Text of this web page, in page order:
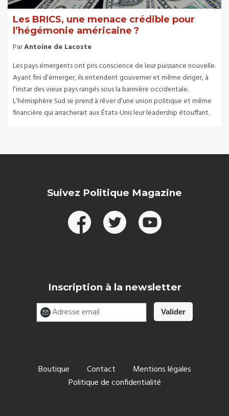
Les BRICS, une menace crédible pour
l’hégémonie américaine ?
ParAntoine de Lacoste
Les pays émergents ont pris conscience de leur puissance nouvelle.
Ayant fini d’émerger, ils entendent gouverner et même diriger, à
l’instar des vieux pays rangés sous la bannière occidentale.
L’hémisphère Sud se prend à rêver d’une union politique et même
financière qui arracherait aux États-Unis leur leadership étouffant.
Suivez Politique Magazine
Inscription à la newsletter
Boutique Contact
Mentions légales
Politique de confidentialité